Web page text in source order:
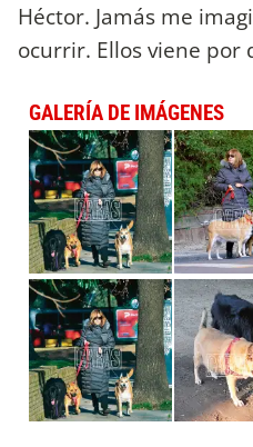
Héctor. Jamás me
ocurrir. Ellos viene por
GALERÍA DE IMÁGENES